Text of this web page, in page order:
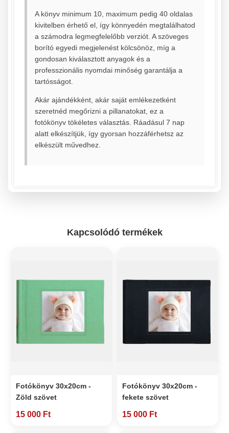
A könyv minimum 10, maximum pedig 40 oldalas
kivitelben érhető el, így könnyedén megtalálhatod
a számodra legmegfelelőbb verziót. A szöveges
borító egyedi megjelenést kölcsönöz, míg a
gondosan kiválasztott anyagok és a
professzionális nyomdai minőség garantálja a
tartósságot.
Akár ajándékként, akár saját emlékezetként
szeretnéd megőrizni a pillanatokat, ez a
fotókönyv tökéletes választás. Ráadásul 7 nap
alatt elkészítjük, így gyorsan hozzáférhetsz az
elkészült művedhez.
Kapcsolódó termékek
Fotókönyv 30x20cm -
Zöld szövet
15 000 Ft
Fotókönyv 30x20cm -
fekete szövet
15 000 Ft